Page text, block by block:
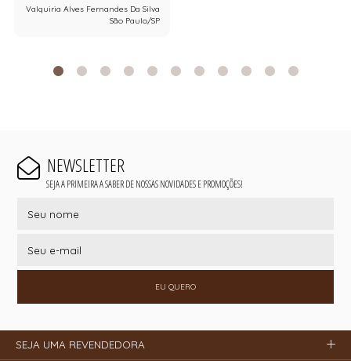
Valquiria Alves Fernandes Da Silva
São Paulo/SP
NEWSLETTER
SEJA A PRIMEIRA A SABER DE NOSSAS NOVIDADES E PROMOÇÕES!
EU QUERO
SEJA UMA REVENDEDORA